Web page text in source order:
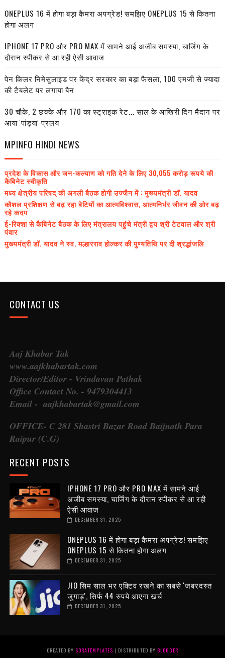
ONEPLUS 16 में होगा बड़ा कैमरा अपग्रेड! समझिए ONEPLUS 15 से कितना
होगा अलग
IPHONE 17 PRO और PRO MAX में सामने आई अजीब समस्या, चार्जिंग के
दौरान स्पीकर से आ रही ऐसी आवाज
पेन किलर निमेसुलाइड पर केंद्र सरकार का बड़ा फैसला, 100 एमजी से ज्यादा
की टैबलेट पर लगाया बैन
30 चौके, 2 छक्के और 170 का स्ट्राइक रेट... साल के आखिरी दिन मैदान पर
आया 'पांड्या' प्रलय
MPINFO HINDI NEWS
प्रदेश के विकास और जन-कल्याण को गति देने के लिए 30,055 करोड़ रूपये की
कैबिनेट स्वीकृति
मध्य क्षेत्रीय परिषद् की अगली बैठक होगी उज्जैन में : मुख्यमंत्री डॉ. यादव
कौशल प्रशिक्षण से बढ़ रहा बेटियों का आत्मविश्वास, आत्मनिर्भर जीवन की ओर बढ़
रहे कदम
ई-रिक्शा से कैबिनेट बैठक के लिए मंत्रालय पहुंचे मंत्री द्वय श्री टेटवाल और श्री
पंवार
मुख्यमंत्री डॉ. यादव ने स्व. मल्हारराव होल्कर की पुण्यतिथि पर दी श्रद्धांजलि
CONTACT US
Aaj Khabar Tak
www.aajkhabartak.com
Director/Editor - Vrindavan Pathak
Office Contact No. - 9479304413
Email - aajkhabartak@gmail.com
OFFICE- C 281 Shastri Bazar Road Baijnath Para
Raipur (C.G)
RECENT POSTS
IPHONE 17 PRO और PRO MAX में सामने आई
अजीब समस्या, चार्जिंग के दौरान स्पीकर से आ रही
ऐसी आवाज
DECEMBER 31, 2025
ONEPLUS 16 में होगा बड़ा कैमरा अपग्रेड! समझिए
ONEPLUS 15 से कितना होगा अलग
DECEMBER 31, 2025
JIO सिम साल भर एक्टिव रखने का सबसे 'जबरदस्त
जुगाड़', सिर्फ 44 रुपये आएगा खर्च
DECEMBER 31, 2025
CREATED BY SORATEMPLATES | DISTRIBUTED BY BLOGGER